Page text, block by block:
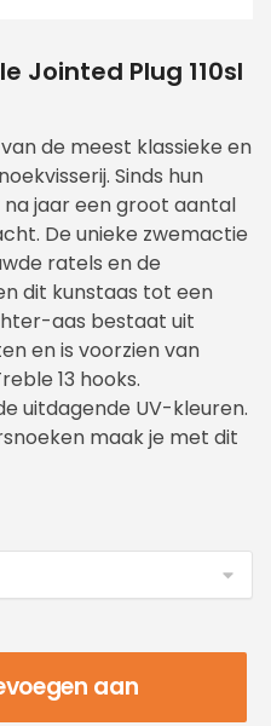
Jointed Plug 110sl
de meest klassieke en
Sinds hun
jaar een groot aantal
De unieke zwemactie
ratels en de
dit kunstaas tot een
aas bestaat uit
en is voorzien van
13 hooks.
uitdagende UV-kleuren.
maak je met dit
aan